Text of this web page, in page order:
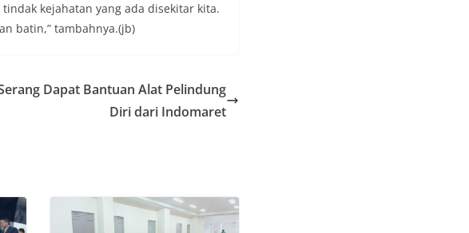
kejahatan yang ada disekitar kita.
batin,” tambahnya.(jb)
Dapat Bantuan Alat Pelindung
Diri dari Indomaret